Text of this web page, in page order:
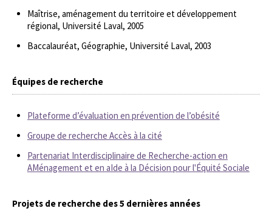
Maîtrise, aménagement du territoire et développement
régional, Université Laval, 2005
Baccalauréat, Géographie, Université Laval, 2003
Équipes de recherche
Plateforme d’évaluation en prévention de l’obésité
Groupe de recherche Accès à la cité
Partenariat Interdisciplinaire de Recherche-action en
AMénagement et en aIde à la Décision pour l'Équité Sociale
Projets de recherche des 5 dernières années